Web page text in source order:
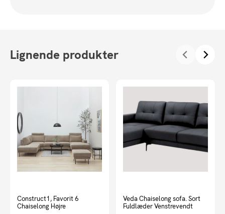
Lignende produkter
Construct1, Favorit 6
Chaiselong Højre
Veda Chaiselong sofa. Sort
Fuldlæder Venstrevendt